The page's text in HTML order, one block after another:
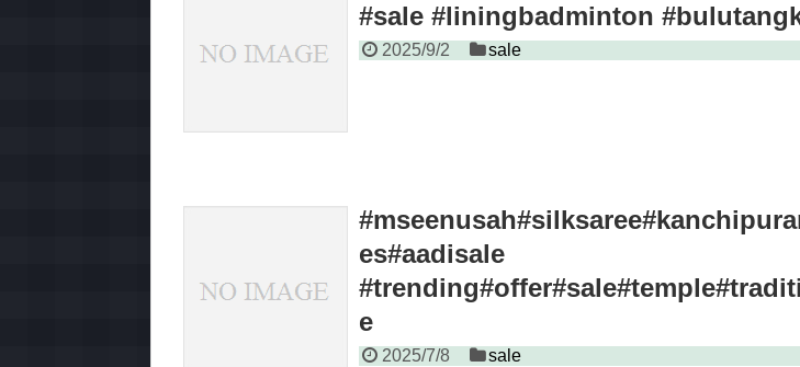
#sale #liningbadminton
2025/9/2 sale
es#aadisale
e
2025/7/8 sale